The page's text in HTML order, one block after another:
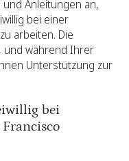
Anleitungen an,
bei einer
arbeiten. Die
und während Ihrer
Unterstützung zur
bei